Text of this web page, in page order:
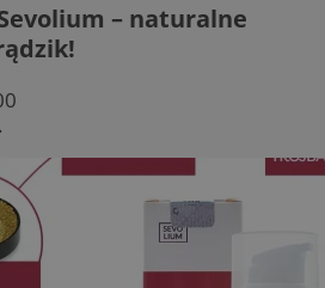
– naturalne